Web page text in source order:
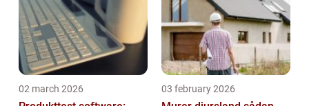
02 march 2026 03 february 2026